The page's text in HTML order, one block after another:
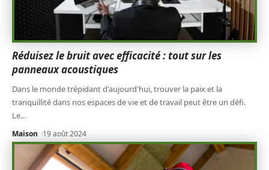
Réduisez le bruit avec efficacité : tout sur les
panneaux acoustiques
Dans le monde trépidant d'aujourd'hui, trouver la paix et la
tranquillité dans nos espaces de vie et de travail peut être un défi.
Le…
Maison 19 août 2024